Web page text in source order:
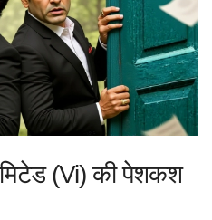
(Vi) की पेशकश